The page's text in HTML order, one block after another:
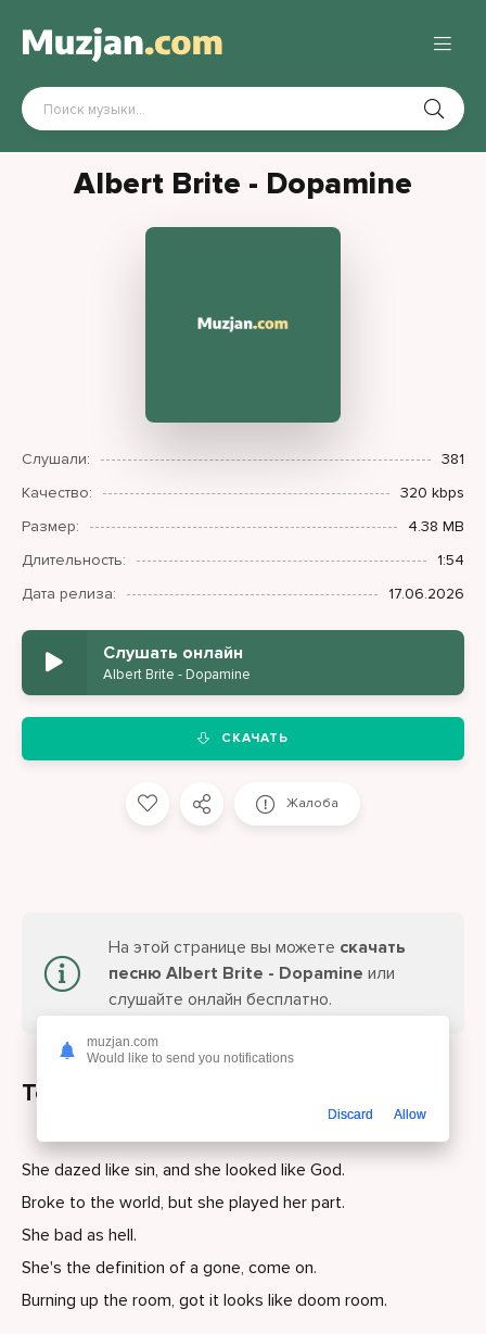
Albert Brite - Dopamine
Слушали:
381
Качество:
320 kbps
Размер:
4.38 MB
Длительность:
1:54
Дата релиза:
17.06.2026
Слушать онлайн
Albert Brite - Dopamine
СКАЧАТЬ
Жалоба
На этой странице вы можете скачать
песню Albert Brite - Dopamine или
слушайте онлайн бесплатно.
Текст песни
She dazed like sin, and she looked like God.
Broke to the world, but she played her part.
She bad as hell.
She's the definition of a gone, come on.
Burning up the room, got it looks like doom room.
muzjan.com
Would like to send you notifications
Discard Allow